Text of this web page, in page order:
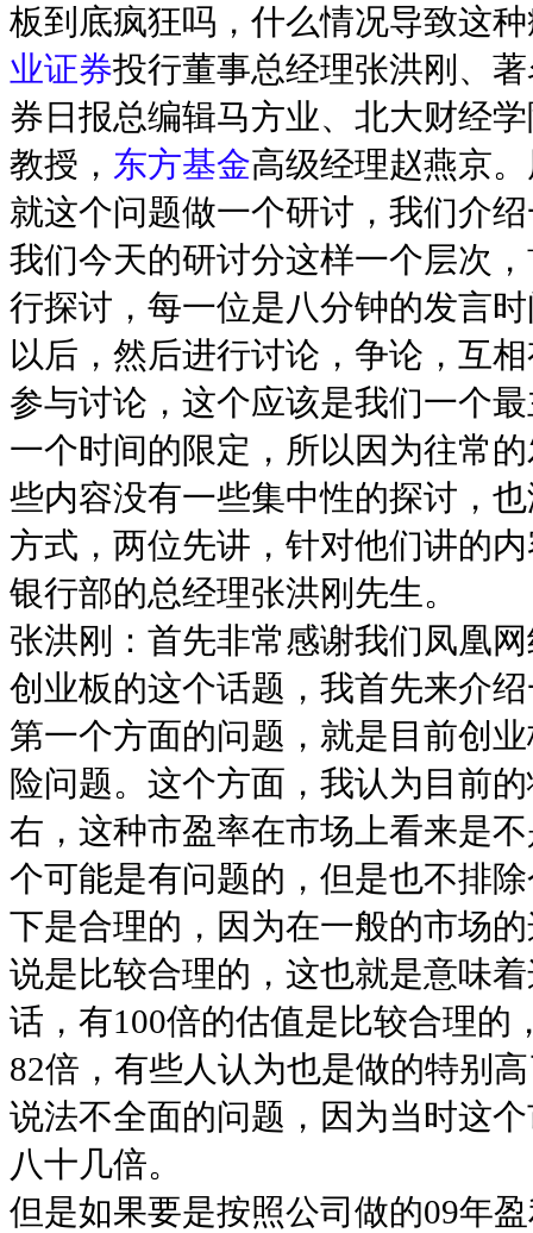
板到底疯狂吗，什么情况导致这
业证券投行董事总经理张洪刚、
券日报总编辑马方业、北大财经
教授， 东方基金高级经理赵燕京
就这个问题做一个研讨，我们介
我们今天的研讨分这样一个层次
行探讨，每一位是八分钟的发言
以后，然后进行讨论，争论，互
参与讨论，这个应该是我们一个
一个时间的限定，所以因为往常
些内容没有一些集中性的探讨，
方式，两位先讲，针对他们讲的
银行部的总经理张洪刚先生。
张洪刚：首先非常感谢我们凤凰
创业板的这个话题，我首先来介
第一个方面的问题，就是目前创
险问题。这个方面，我认为目前
右，这种市盈率在市场上看来是
个可能是有问题的，但是也不排
下是合理的，因为在一般的市场
说是比较合理的，这也就是意味
话，有100倍的估值是比较合理的
82倍，有些人认为也是做的特别
说法不全面的问题，因为当时这
八十几倍。
但是如果要是按照公司做的09年